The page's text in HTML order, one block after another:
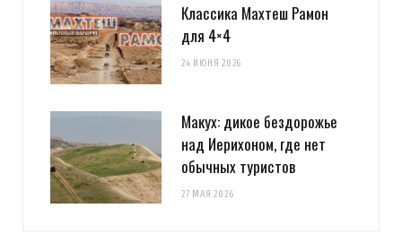
Классика Махтеш Рамон
для 4×4
24 ИЮНЯ 2026
Макух: дикое бездорожье
над Иерихоном, где нет
обычных туристов
27 МАЯ 2026